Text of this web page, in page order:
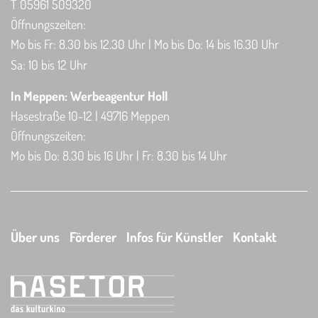
T 05961 509320
Öffnungszeiten:
Mo bis Fr: 8.30 bis 12.30 Uhr | Mo bis Do: 14 bis 16.30 Uhr
Sa: 10 bis 12 Uhr
In Meppen: Werbeagentur Holl
Hasestraße 10-12 | 49716 Meppen
Öffnungszeiten:
Mo bis Do: 8.30 bis 16 Uhr | Fr: 8.30 bis 14 Uhr
Über uns Förderer Infos für Künstler Kontakt